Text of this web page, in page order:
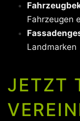
Fahrzeugen
Landmarken
JETZT